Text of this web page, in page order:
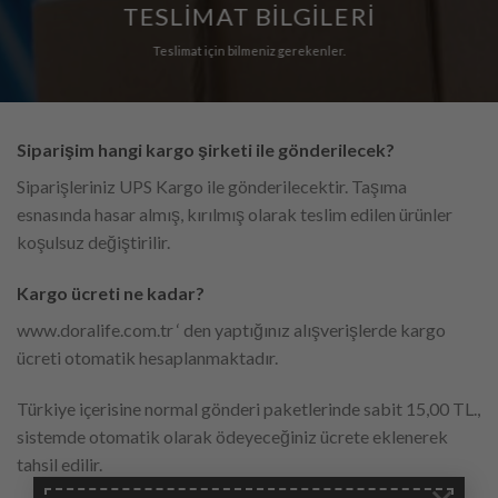
TESLİMAT BİLGİLERİ
Teslimat için bilmeniz gerekenler.
Siparişim hangi kargo şirketi ile gönderilecek?
Siparişleriniz UPS Kargo ile gönderilecektir. Taşıma
esnasında hasar almış, kırılmış olarak teslim edilen ürünler
koşulsuz değiştirilir.
Kargo ücreti ne kadar?
www.doralife.com.tr ‘ den yaptığınız alışverişlerde kargo
ücreti otomatik hesaplanmaktadır.
Türkiye içerisine normal gönderi paketlerinde sabit 15,00 TL.,
sistemde otomatik olarak ödeyeceğiniz ücrete eklenerek
tahsil edilir.